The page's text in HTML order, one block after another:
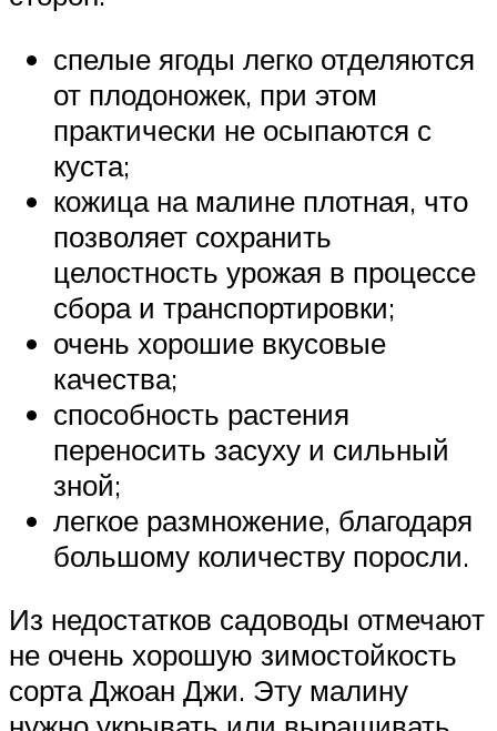
спелые ягоды легко отделяются
от плодоножек, при этом
практически не осыпаются с
куста;
кожица на малине плотная, что
позволяет сохранить
целостность урожая в процессе
сбора и транспортировки;
очень хорошие вкусовые
качества;
способность растения
переносить засуху и сильный
зной;
легкое размножение, благодаря
большому количеству поросли.
Из недостатков садоводы отмечают
не очень хорошую зимостойкость
сорта Джоан Джи. Эту малину